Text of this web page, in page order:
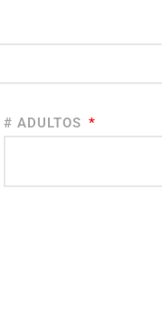
# ADULTOS